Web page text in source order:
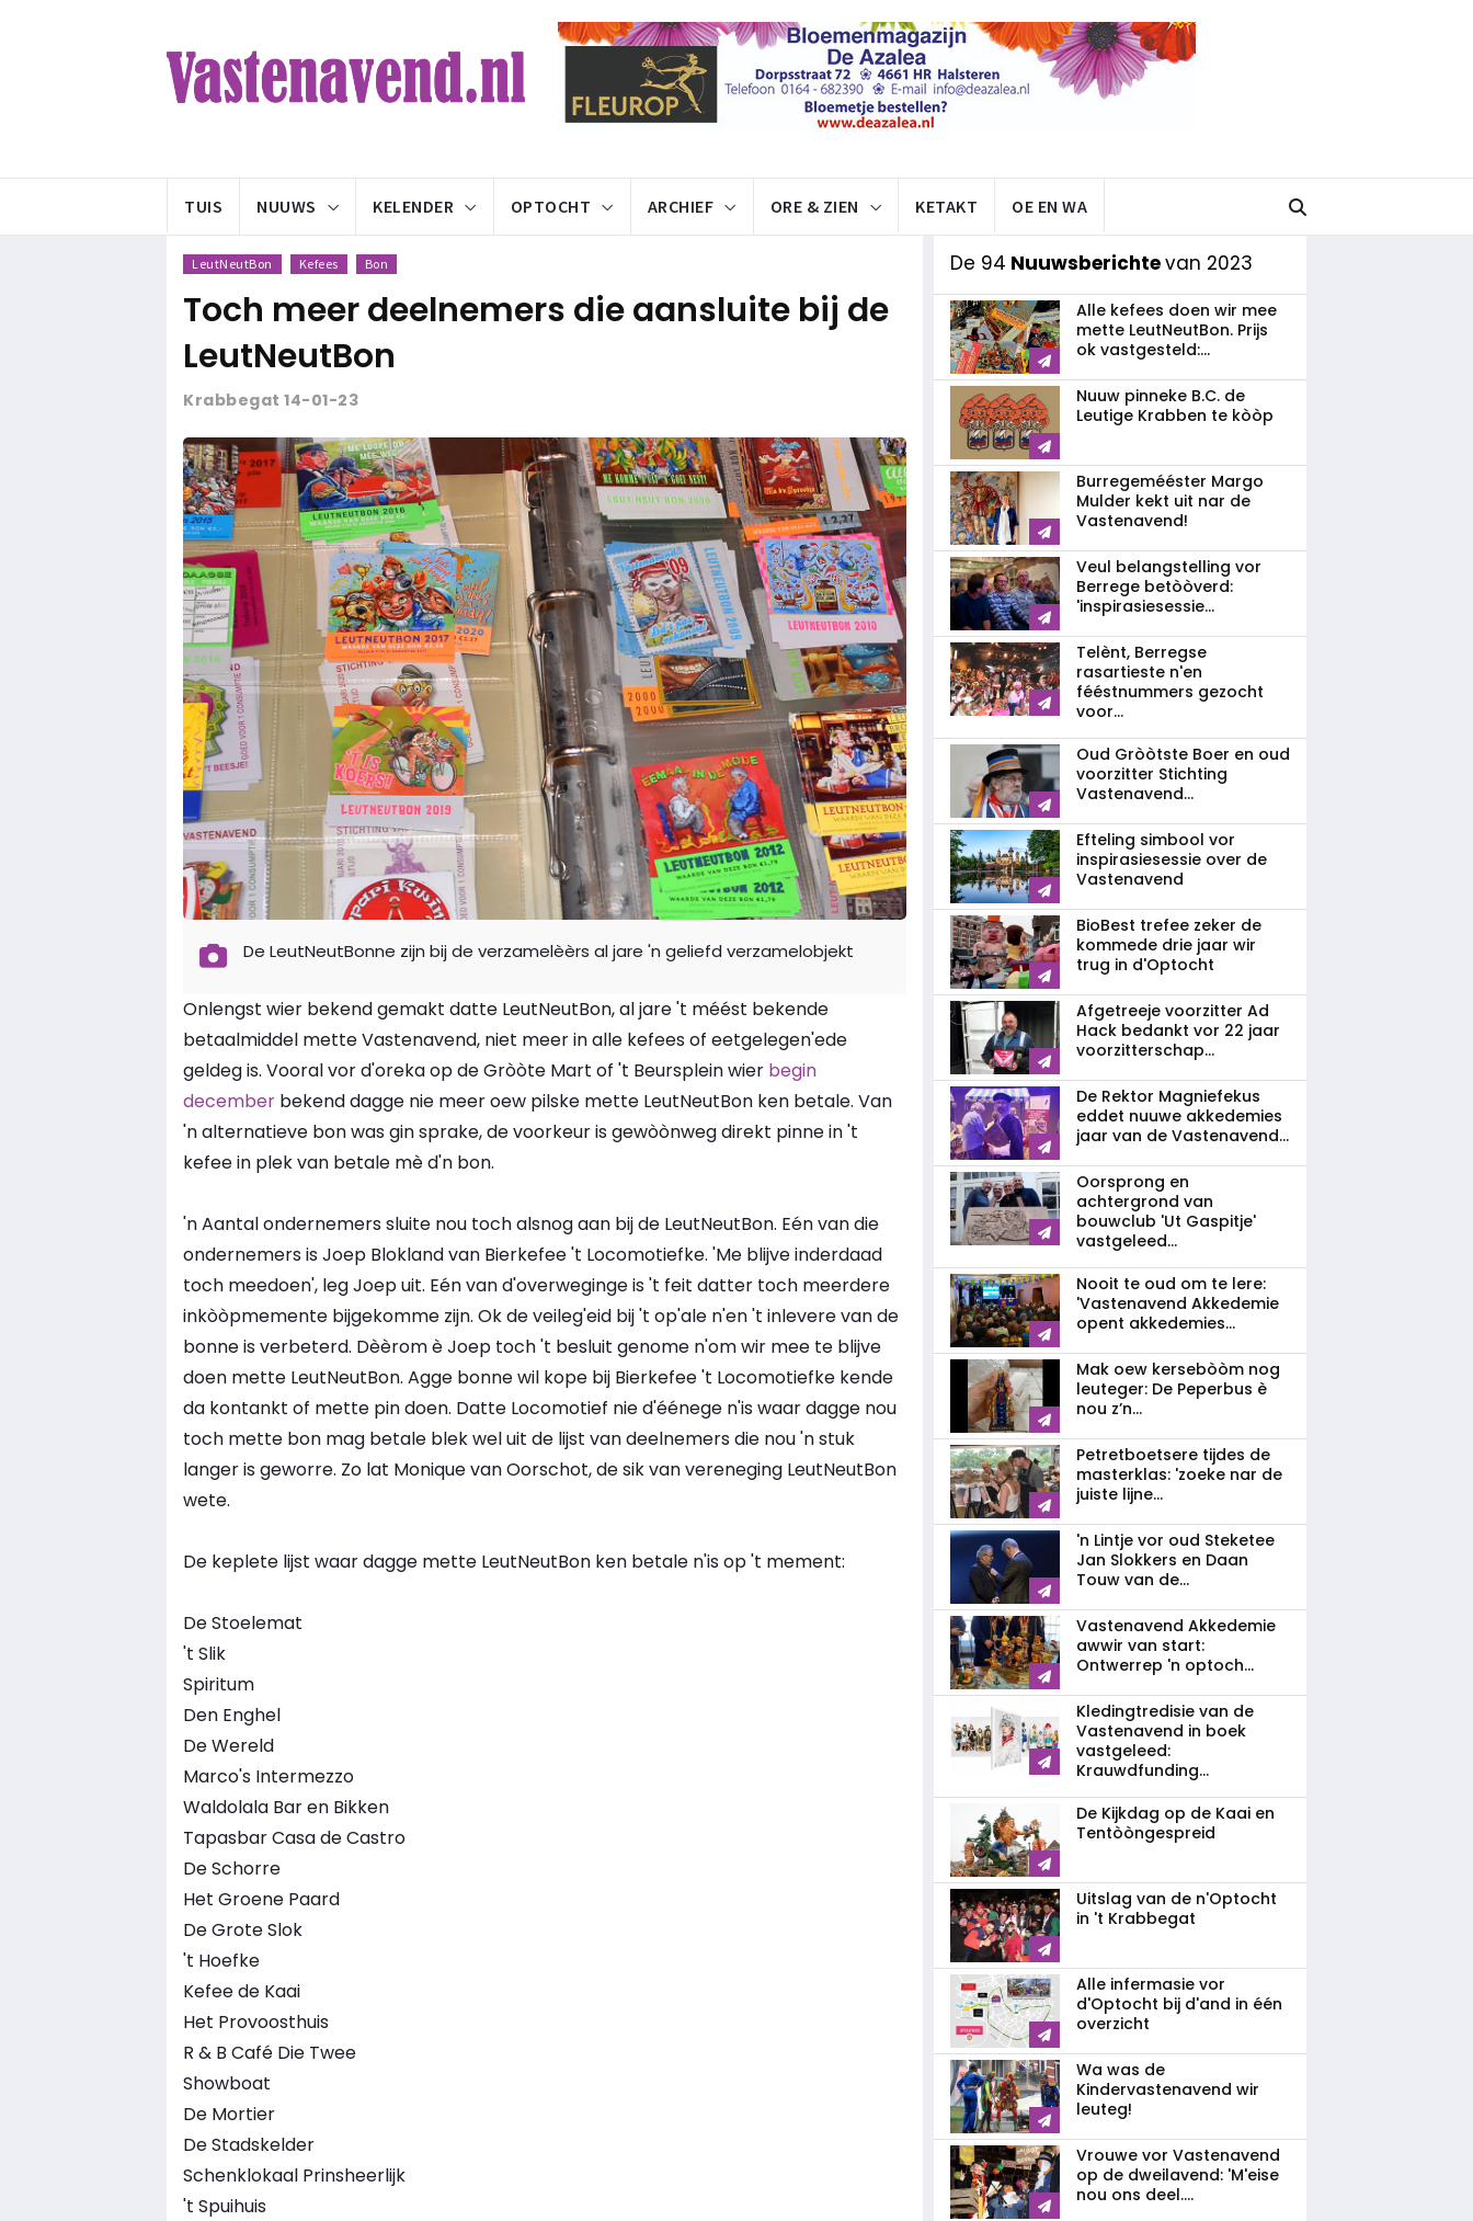
TUIS NUUWS KELENDER OPTOCHT ARCHIEF ORE & ZIEN KETAKT OE EN WA
LeutNeutBon Kefees Bon
Toch meer deelnemers die aansluite bij de
LeutNeutBon
Krabbegat 14-01-23
De LeutNeutBonne zijn bij de verzamelèèrs al jare 'n geliefd verzamelobjekt
Onlengst wier bekend gemakt datte LeutNeutBon, al jare 't méést bekende
betaalmiddel mette Vastenavend, niet meer in alle kefees of eetgelegen'ede
geldeg is. Vooral vor d'oreka op de Gròòte Mart of 't Beursplein wier begin
december bekend dagge nie meer oew pilske mette LeutNeutBon ken betale. Van
'n alternatieve bon was gin sprake, de voorkeur is gewòònweg direkt pinne in 't
kefee in plek van betale mè d'n bon.
'n Aantal ondernemers sluite nou toch alsnog aan bij de LeutNeutBon. Eén van die
ondernemers is Joep Blokland van Bierkefee 't Locomotiefke. 'Me blijve inderdaad
toch meedoen', leg Joep uit. Eén van d'overweginge is 't feit datter toch meerdere
inkòòpmemente bijgekomme zijn. Ok de veileg'eid bij 't op'ale n'en 't inlevere van de
bonne is verbeterd. Dèèrom è Joep toch 't besluit genome n'om wir mee te blijve
doen mette LeutNeutBon. Agge bonne wil kope bij Bierkefee 't Locomotiefke kende
da kontankt of mette pin doen. Datte Locomotief nie d'éénege n'is waar dagge nou
toch mette bon mag betale blek wel uit de lijst van deelnemers die nou 'n stuk
langer is geworre. Zo lat Monique van Oorschot, de sik van vereneging LeutNeutBon
wete.
De keplete lijst waar dagge mette LeutNeutBon ken betale n'is op 't mement:
De Stoelemat
't Slik
Spiritum
Den Enghel
De Wereld
Marco's Intermezzo
Waldolala Bar en Bikken
Tapasbar Casa de Castro
De Schorre
Het Groene Paard
De Grote Slok
't Hoefke
Kefee de Kaai
Het Provoosthuis
R & B Café Die Twee
Showboat
De Mortier
De Stadskelder
Schenklokaal Prinsheerlijk
't Spuihuis
De 94 Nuuwsberichtevan 2023
Alle kefees doen wir mee
mette LeutNeutBon. Prijs
ok vastgesteld:...
Nuuw pinneke B.C. de
Leutige Krabben te kòòp
Burregemééster Margo
Mulder kekt uit nar de
Vastenavend!
Veul belangstelling vor
Berrege betòòverd:
'inspirasiesessie...
Telènt, Berregse
rasartieste n'en
fééstnummers gezocht
voor...
Oud Gròòtste Boer en oud
voorzitter Stichting
Vastenavend...
Efteling simbool vor
inspirasiesessie over de
Vastenavend
BioBest trefee zeker de
kommede drie jaar wir
trug in d'Optocht
Afgetreeje voorzitter Ad
Hack bedankt vor 22 jaar
voorzitterschap...
De Rektor Magniefekus
eddet nuuwe akkedemies
jaar van de Vastenavend...
Oorsprong en
achtergrond van
bouwclub 'Ut Gaspitje'
vastgeleed...
Nooit te oud om te lere:
'Vastenavend Akkedemie
opent akkedemies...
Mak oew kersebòòm nog
leuteger: De Peperbus è
nou z’n...
Petretboetsere tijdes de
masterklas: 'zoeke nar de
juiste lijne...
'n Lintje vor oud Steketee
Jan Slokkers en Daan
Touw van de...
Vastenavend Akkedemie
awwir van start:
Ontwerrep 'n optoch...
Kledingtredisie van de
Vastenavend in boek
vastgeleed:
Krauwdfunding...
De Kijkdag op de Kaai en
Tentòòngespreid
Uitslag van de n'Optocht
in 't Krabbegat
Alle infermasie vor
d'Optocht bij d'and in één
overzicht
Wa was de
Kindervastenavend wir
leuteg!
Vrouwe vor Vastenavend
op de dweilavend: 'M'eise
nou ons deel....